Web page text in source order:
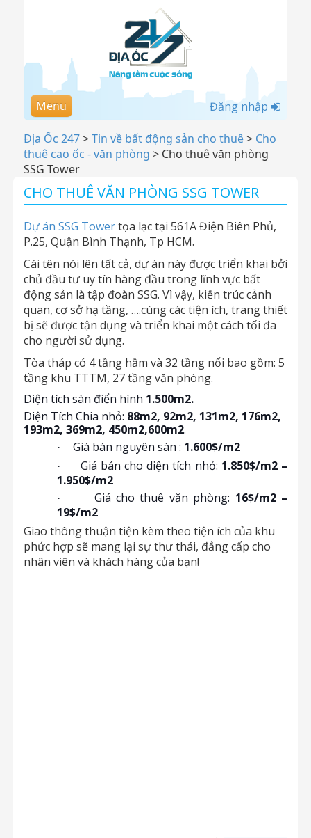
Menu Đăng nhập
Địa Ốc 247>Tin về bất động sản cho thuê> Cho
thuê cao ốc - văn phòng > Cho thuê văn phòng
SSG Tower
CHO THUÊ VĂN PHÒNG SSG TOWER
Dự án SSG Towertọa lạc tại 561A Điện Biên Phủ,
P.25, Quận Bình Thạnh, Tp HCM.
Cái tên nói lên tất cả, dự án này được triển khai bởi
chủ đầu tư uy tín hàng đầu trong lĩnh vực bất
động sản là tập đoàn SSG. Vì vậy, kiến trúc cảnh
quan, cơ sở hạ tầng, ….cùng các tiện ích, trang thiết
bị sẽ được tận dụng và triển khai một cách tối đa
cho người sử dụng.
Tòa tháp có 4 tầng hầm và 32 tầng nổi bao gồm: 5
tầng khu TTTM, 27 tầng văn phòng.
Diện tích sàn điển hình 1.500m2.
Diện Tích Chia nhỏ: 88m2, 92m2, 131m2, 176m2,
193m2, 369m2, 450m2,600m2.
· Giá bán nguyên sàn : 1.600$/m2
· Giá bán cho diện tích nhỏ: 1.850$/m2 –
1.950$/m2
· Giá cho thuê văn phòng: 16$/m2 –
19$/m2
Giao thông thuận tiện kèm theo tiện ích của khu
phức hợp sẽ mang lại sự thư thái, đẳng cấp cho
nhân viên và khách hàng của bạn!